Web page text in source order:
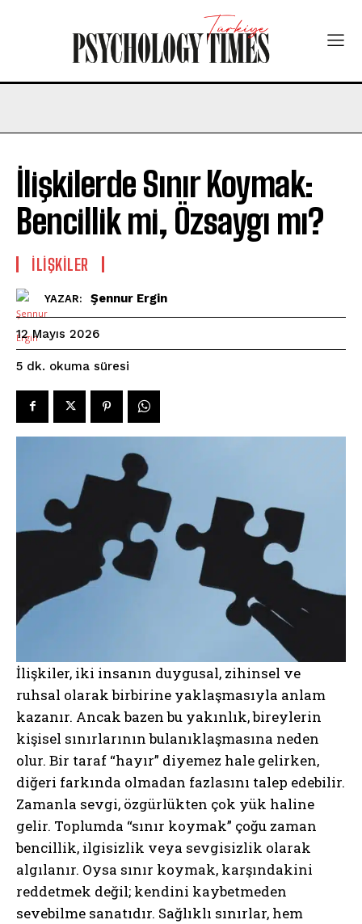
İlişkilerde Sınır Koymak:
Bencillik mi, Özsaygı mı?
İLIŞKILER
YAZAR: Şennur Ergin
12 Mayıs 2026
5 dk. okuma süresi
İlişkiler, iki insanın duygusal, zihinsel ve
ruhsal olarak birbirine yaklaşmasıyla anlam
kazanır. Ancak bazen bu yakınlık, bireylerin
kişisel sınırlarının bulanıklaşmasına neden
olur. Bir taraf “hayır” diyemez hale gelirken,
diğeri farkında olmadan fazlasını talep edebilir.
Zamanla sevgi, özgürlükten çok yük haline
gelir. Toplumda “sınır koymak” çoğu zaman
bencillik, ilgisizlik veya sevgisizlik olarak
algılanır. Oysa sınır koymak, karşındakini
reddetmek değil; kendini kaybetmeden
sevebilme sanatıdır. Sağlıklı sınırlar, hem